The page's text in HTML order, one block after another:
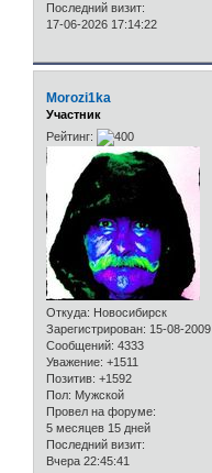
Последний визит:
17-06-2026 17:14:22
Morozi1ka
Участник
Рейтинг:
Откуда: Новосибирск
Зарегистрирован: 15-08-2009
Сообщений: 4333
Уважение: +1511
Позитив: +1592
Пол: Мужской
Провел на форуме:
5 месяцев 15 дней
Последний визит:
Вчера 22:45:41